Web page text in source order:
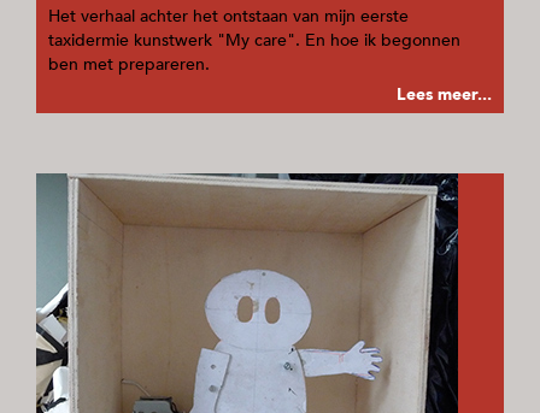
Het verhaal achter het ontstaan van mijn eerste
taxidermie kunstwerk "My care". En hoe ik begonnen
ben met prepareren.
Lees meer...